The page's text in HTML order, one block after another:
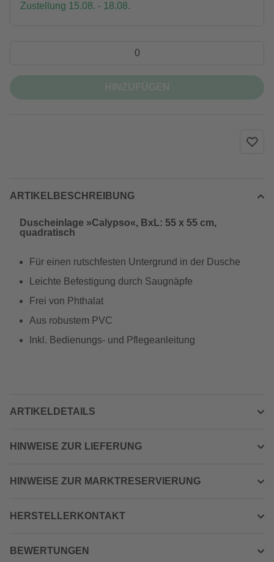
Zustellung 15.08. - 18.08.
ARTIKELBESCHREIBUNG
Duscheinlage »Calypso«, BxL: 55 x 55 cm,
quadratisch
Für einen rutschfesten Untergrund in der Dusche
Leichte Befestigung durch Saugnäpfe
Frei von Phthalat
Aus robustem PVC
Inkl. Bedienungs- und Pflegeanleitung
ARTIKELDETAILS
HINWEISE ZUR LIEFERUNG
HINWEISE ZUR MARKTRESERVIERUNG
HERSTELLERKONTAKT
BEWERTUNGEN